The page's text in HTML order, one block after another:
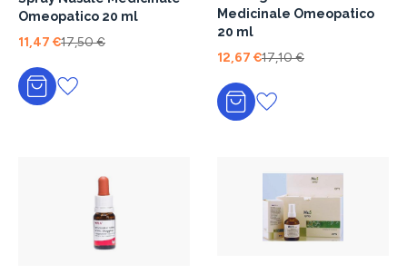
Omeopatico 20 ml
11,47 €17,50 €
Aggiungi al carrello
Medicinale Omeopatico
20 ml
12,67 €17,10 €
Aggiungi al carrello